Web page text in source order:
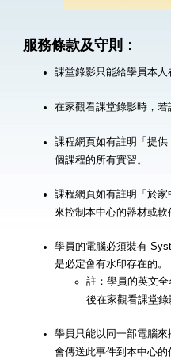
服務條款及守則：
課堂錄影只能給學員本人
在家觀看課堂錄影時，若
課程網頁如有註明「提
個課程的所有實習。
課程網頁如有註明「於
來控制本中心的器材或軟
學員的電腦必須裝有
是必定會有水印存在的。
註：學員的英文
後在家觀看課堂錄
學員只能以同一部電腦
會傳送此事件到本中心的